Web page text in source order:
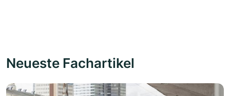
Neueste Fachartikel